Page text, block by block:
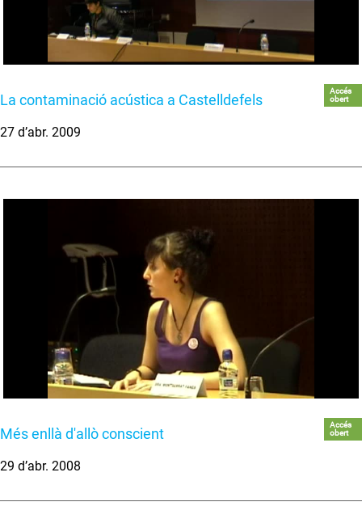
La contaminació acústica a Castelldefels
Accés
obert
27 d’abr. 2009
Més enllà d'allò conscient
Accés
obert
29 d’abr. 2008